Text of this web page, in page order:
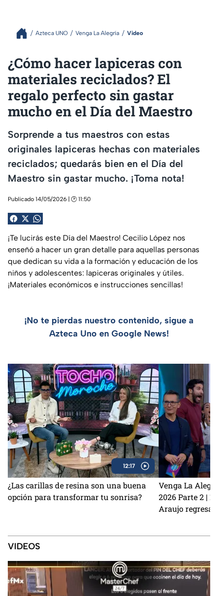
Azteca UNO Venga La Alegría Video
¿Cómo hacer lapiceras con
materiales reciclados? El
regalo perfecto sin gastar
mucho en el Día del Maestro
Sorprende a tus maestros con estas
originales lapiceras hechas con materiales
reciclados; quedarás bien en el Día del
Maestro sin gastar mucho. ¡Toma nota!
Publicado 14/05/2026 | 🕑 11:50
¡Te lucirás este Día del Maestro! Cecilio López nos
enseñó a hacer un gran detalle para aquellas personas
que dedican su vida a la formación y educación de los
niños y adolescentes: lapiceras originales y útiles.
¡Materiales económicos e instrucciones sencillas!
¡No te pierdas nuestro contenido, sigue a
Azteca Uno en Google News!
12:17
¿Las carillas de resina son una buena
opción para transformar tu sonrisa?
Venga La
2026 Parte 2 |
Araujo
VIDEOS